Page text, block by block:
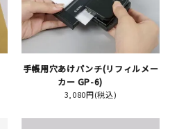
手帳用穴あけパンチ(リフィルメー
カー GP-6)
3,080円(税込)